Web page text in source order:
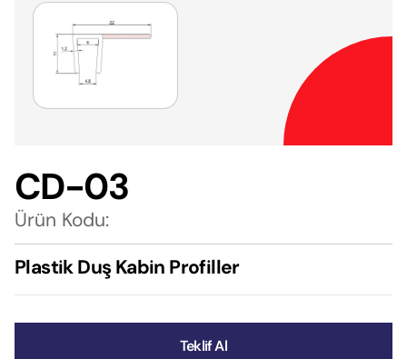
CD-03
Ürün Kodu:
Plastik Duş Kabin Profiller
Teklif Al